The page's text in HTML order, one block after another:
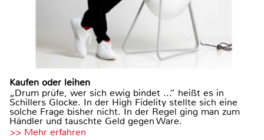
Kaufen oder leihen
„Drum prüfe, wer sich ewig bindet ...“ heißt es in
Schillers Glocke. In der High Fidelity stellte sich eine
solche Frage bisher nicht. In der Regel ging man zum
Händler und tauschte Geld gegen Ware.
>> Mehr erfahren